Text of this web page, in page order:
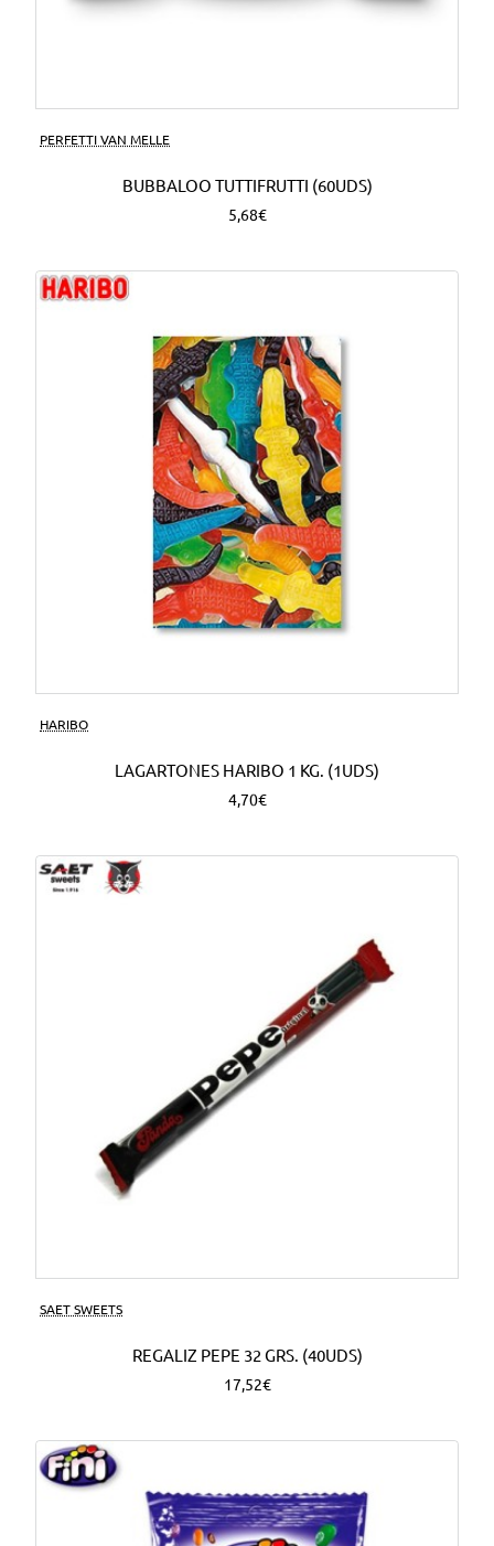
PERFETTI VAN MELLE
BUBBALOO TUTTIFRUTTI (60UDS)
5,68€
HARIBO
LAGARTONES HARIBO 1 KG. (1UDS)
4,70€
SAET SWEETS
REGALIZ PEPE 32 GRS. (40UDS)
17,52€